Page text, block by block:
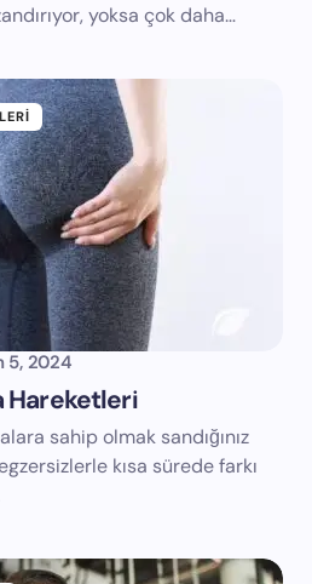
yoksa çok daha…
5, 2024
Hareketleri
sahip olmak sandığınız
kısa sürede farkı